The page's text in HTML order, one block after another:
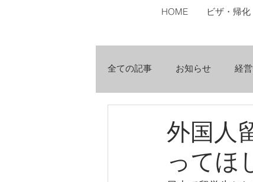
HOME ビザ・帰化
全ての記事 お知らせ 経
外国人
ってほ